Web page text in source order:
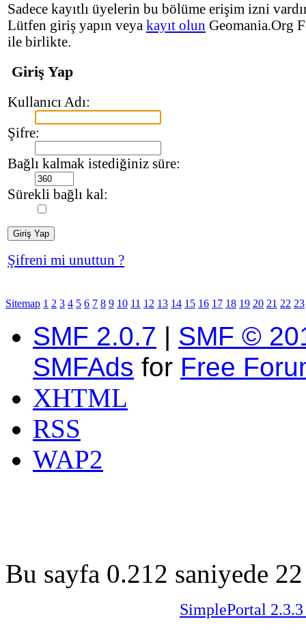
Sadece kayıtlı üyelerin bu bölüme erişim izni
Lütfen giriş yapın veya kayıt olun Geomania.Org
ile birlikte.
Giriş Yap
Kullanıcı Adı:
Şifre:
Bağlı kalmak istediğiniz süre:
Sürekli bağlı kal:
Şifreni mi unuttun ?
Sitemap 1 2 3 4 5 6 7 8 9 10 11 12 13 14 15 16 17 18 19 20 21 22 23
SMF 2.0.7 | SMF ©
SMFAds for Free
XHTML
RSS
WAP2
Bu sayfa 0.212 saniyede
SimplePortal